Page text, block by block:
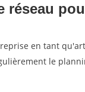
réseau
en tant
le